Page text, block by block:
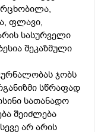
ფლავი,
სასურველი
შეკაზმული
ჯობს
სწრაფად
სათანადო
შეიძლება
არ არის